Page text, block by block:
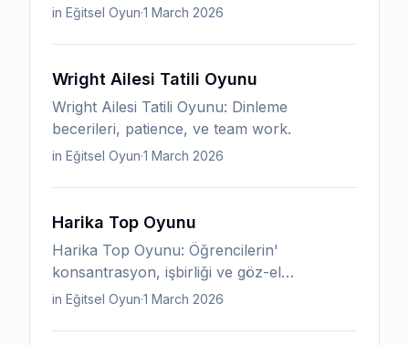
in Eğitsel Oyun·1 March 2026
Wright Ailesi Tatili Oyunu
Wright Ailesi Tatili Oyunu: Dinleme
becerileri, patience, ve team work.
in Eğitsel Oyun·1 March 2026
Harika Top Oyunu
Harika Top Oyunu: Öğrencilerin'
konsantrasyon, işbirliği ve göz-el
koordinasyonu becerileri.
in Eğitsel Oyun·1 March 2026